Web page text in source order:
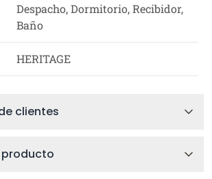
Despacho, Dormitorio, Recibidor,
Baño
HERITAGE
clientes
producto